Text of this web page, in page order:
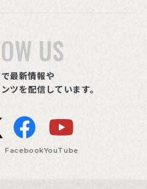
US
最新情報や
ツを配信しています。
FacebookYouTube